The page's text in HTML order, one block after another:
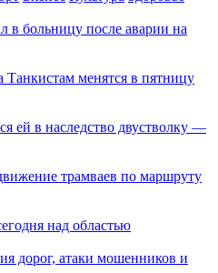
в больницу после аварии на
менятся в пятницу
ей в наследство двустволку —
трамваев по маршруту
над областью
дорог, атаки мошенников и